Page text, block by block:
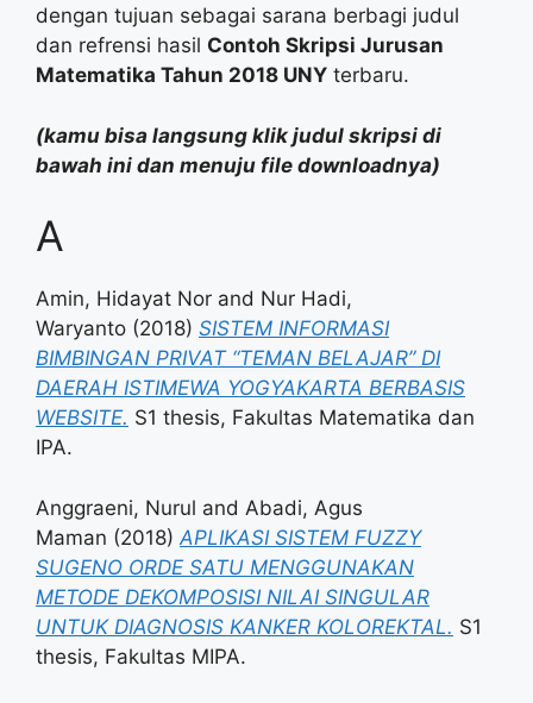
dengan tujuan sebagai sarana berbagi judul
dan refrensi hasil Contoh Skripsi Jurusan
Matematika Tahun 2018 UNY terbaru.
(kamu bisa langsung klik judul skripsi di
bawah ini dan menuju file downloadnya)
A
Amin, Hidayat Nor and Nur Hadi,
Waryanto (2018) SISTEM INFORMASI
BIMBINGAN PRIVAT “TEMAN BELAJAR” DI
DAERAH ISTIMEWA YOGYAKARTA BERBASIS
WEBSITE. S1 thesis, Fakultas Matematika dan
IPA.
Anggraeni, Nurul and Abadi, Agus
Maman (2018) APLIKASI SISTEM FUZZY
SUGENO ORDE SATU MENGGUNAKAN
METODE DEKOMPOSISI NILAI SINGULAR
UNTUK DIAGNOSIS KANKER KOLOREKTAL. S1
thesis, Fakultas MIPA.